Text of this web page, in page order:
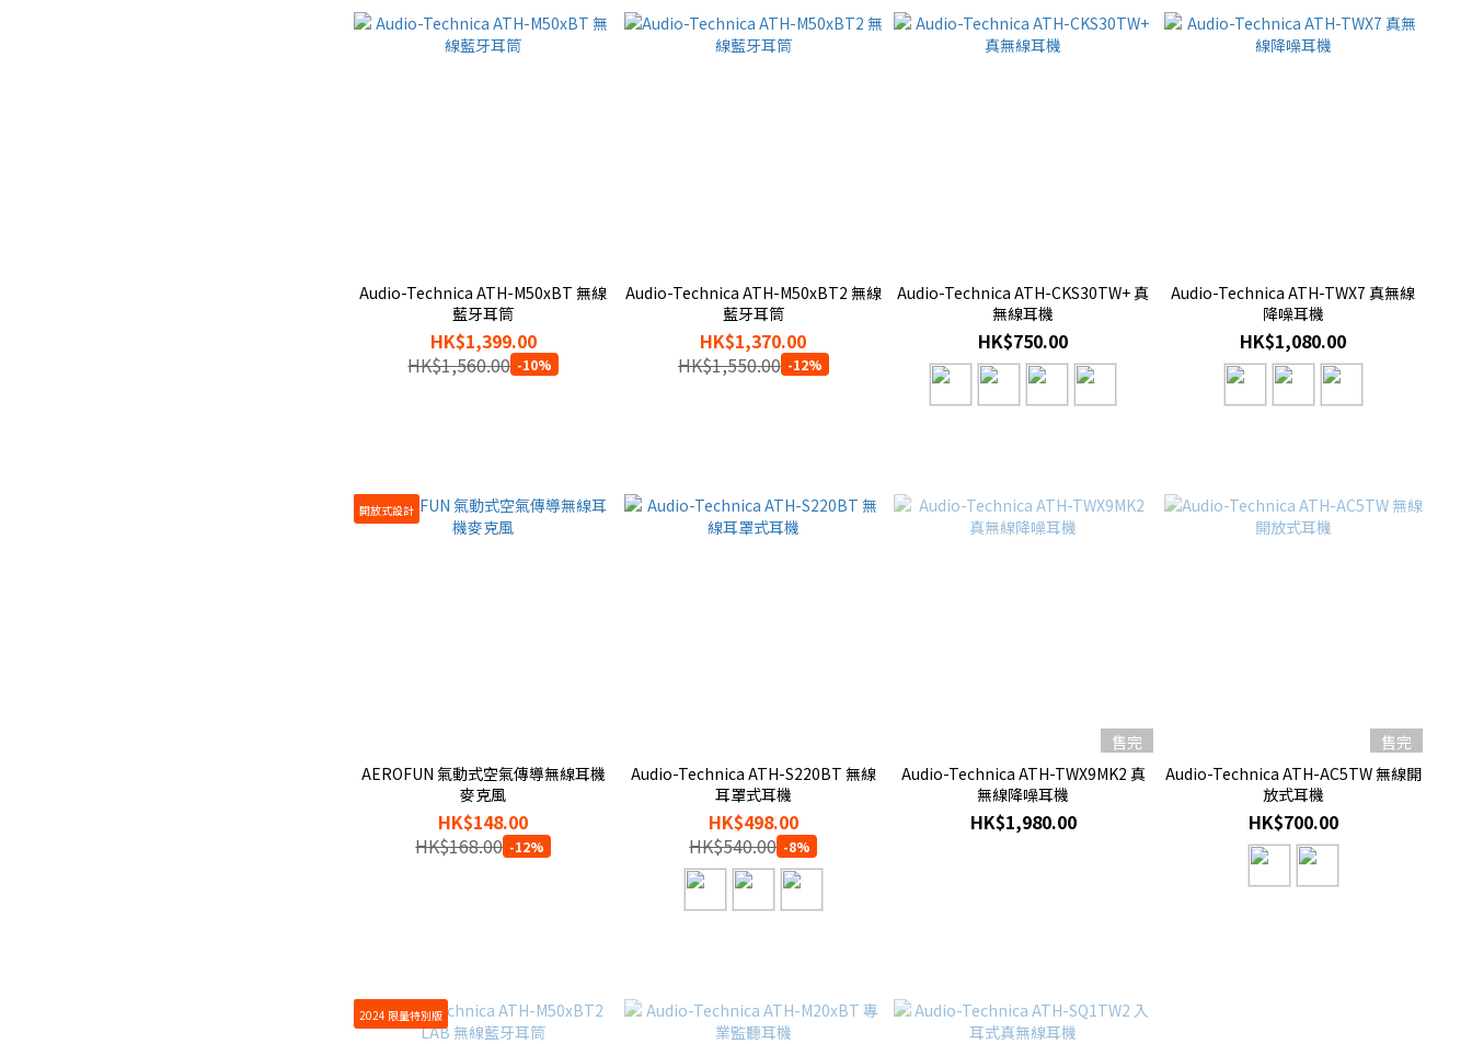
Audio-Technica ATH-M50xBT 無線
藍牙耳筒
HK$1,399.00
HK$1,560.00 -10%
Audio-Technica ATH-M50xBT2 無線
藍牙耳筒
HK$1,370.00
HK$1,550.00 -12%
Audio-Technica ATH-CKS30TW+ 真
無線耳機
HK$750.00
Audio-Technica ATH-TWX7 真無線
降噪耳機
HK$1,080.00
開放式設計
AEROFUN 氣動式空氣傳導無線耳機
麥克風
HK$148.00
HK$168.00 -12%
Audio-Technica ATH-S220BT 無線
耳罩式耳機
HK$498.00
HK$540.00 -8%
售完
Audio-Technica ATH-TWX9MK2 真
無線降噪耳機
HK$1,980.00
售完
Audio-Technica ATH-AC5TW 無線開
放式耳機
HK$700.00
2024 限量特別版